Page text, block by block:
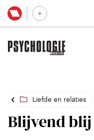
Liefde en relaties
Blijvend